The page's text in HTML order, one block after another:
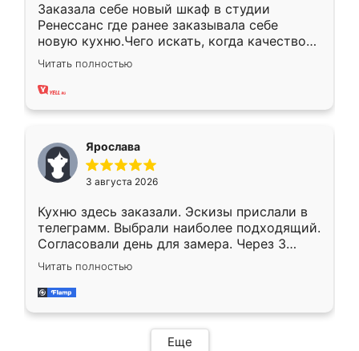
Заказала себе новый шкаф в студии
Ренессанс где ранее заказывала себе
новую кухню.Чего искать, когда качеством
вполне довольна. Служит кухня уже почти
два года, нареканий нет.
Читать полностью
Ярослава
3 августа 2026
Кухню здесь заказали. Эскизы прислали в
телеграмм. Выбрали наиболее подходящий.
Согласовали день для замера. Через 3
недели кухня была уже готова. Остались
довольны работой. Спасибо Ренессанс
мебель за качественную работу!
Читать полностью
Еще